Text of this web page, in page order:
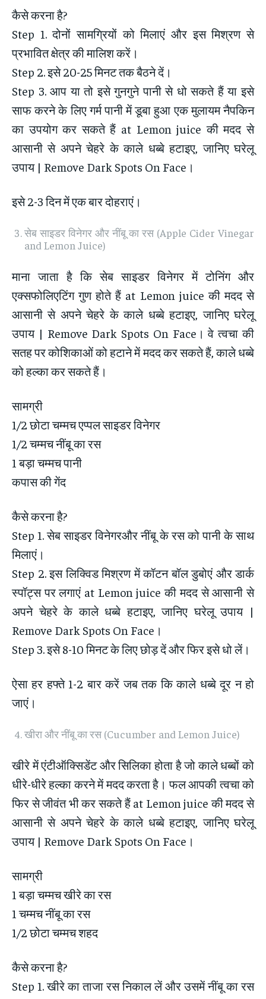
कैसे करना है?
Step 1. दोनों सामग्रियों को मिलाएं और इस मिश्रण से
प्रभावित क्षेत्र की मालिश करें।
Step 2. इसे 20-25 मिनट तक बैठने दें।
Step 3. आप या तो इसे गुनगुने पानी से धो सकते हैं या इसे
साफ करने के लिए गर्म पानी में डूबा हुआ एक मुलायम नैपकिन
का उपयोग कर सकते हैं at Lemon juice की मदद से
आसानी से अपने चेहरे के काले धब्बे हटाइए, जानिए घरेलू
उपाय | Remove Dark Spots On Face।
इसे 2-3 दिन में एक बार दोहराएं।
सेब साइडर विनेगर और नींबू का रस (Apple Cider Vinegar
and Lemon Juice)
माना जाता है कि सेब साइडर विनेगर में टोनिंग और
एक्सफोलिएटिंग गुण होते हैं at Lemon juice की मदद से
आसानी से अपने चेहरे के काले धब्बे हटाइए, जानिए घरेलू
उपाय | Remove Dark Spots On Face। वे त्वचा की
सतह पर कोशिकाओं को हटाने में मदद कर सकते हैं, काले धब्बे
को हल्का कर सकते हैं।
सामग्री
1/2 छोटा चम्मच एप्पल साइडर विनेगर
1/2 चम्मच नींबू का रस
1 बड़ा चम्मच पानी
कपास की गेंद
कैसे करना है?
Step 1. सेब साइडर विनेगरऔर नींबू के रस को पानी के साथ
मिलाएं।
Step 2. इस लिक्विड मिश्रण में कॉटन बॉल डुबोएं और डार्क
स्पॉट्स पर लगाएं at Lemon juice की मदद से आसानी से
अपने चेहरे के काले धब्बे हटाइए, जानिए घरेलू उपाय |
Remove Dark Spots On Face।
Step 3. इसे 8-10 मिनट के लिए छोड़ दें और फिर इसे धो लें।
ऐसा हर हफ्ते 1-2 बार करें जब तक कि काले धब्बे दूर न हो
जाएं।
खीरा और नींबू का रस (Cucumber and Lemon Juice)
खीरे में एंटीऑक्सिडेंट और सिलिका होता है जो काले धब्बों को
धीरे-धीरे हल्का करने में मदद करता है। फल आपकी त्वचा को
फिर से जीवंत भी कर सकते हैं at Lemon juice की मदद से
आसानी से अपने चेहरे के काले धब्बे हटाइए, जानिए घरेलू
उपाय | Remove Dark Spots On Face।
सामग्री
1 बड़ा चम्मच खीरे का रस
1 चम्मच नींबू का रस
1/2 छोटा चम्मच शहद
कैसे करना है?
Step 1. खीरे का ताजा रस निकाल लें और उसमें नींबू का रस